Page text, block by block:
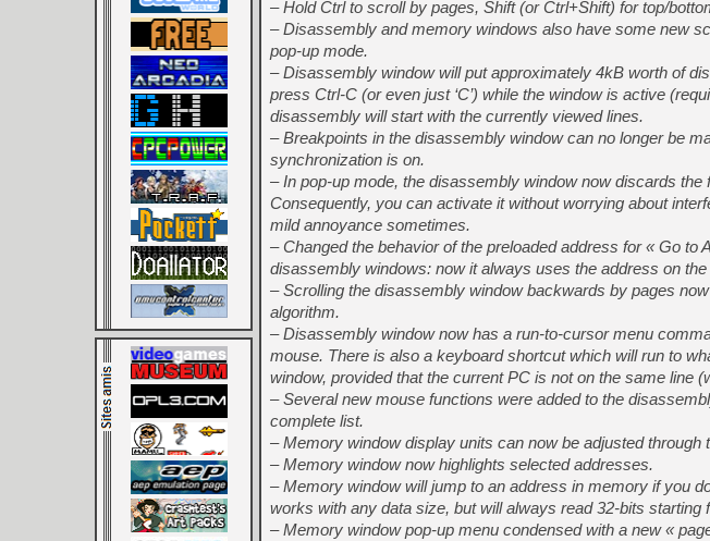
– Hold Ctrl to scroll by pages, Shift (or Ctrl+Shift) for top/
– Disassembly and memory windows also have some new
pop-up mode.
– Disassembly window will put approximately 4kB worth of
press Ctrl-C (or even just ‘C’) while the window is active
disassembly will start with the currently viewed lines.
– Breakpoints in the disassembly window can no longer be
synchronization is on.
– In pop-up mode, the disassembly window now discards
Consequently, you can activate it without worrying about
mild annoyance sometimes.
– Changed the behavior of the preloaded address for « Go
disassembly windows: now it always uses the address on the
– Scrolling the disassembly window backwards by pages
algorithm.
– Disassembly window now has a run-to-cursor menu
mouse. There is also a keyboard shortcut which will run to
window, provided that the current PC is not on the same line
– Several new mouse functions were added to the
complete list.
– Memory window display units can now be adjusted
– Memory window now highlights selected addresses.
– Memory window will jump to an address in memory if you
works with any data size, but will always read 32-bits
– Memory window pop-up menu condensed with a new «